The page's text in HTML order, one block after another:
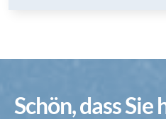
Schön, dass